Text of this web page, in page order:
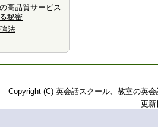
高品質サービス
秘密
法
Copyright (C) 英会話スクール、教室の英会
更新